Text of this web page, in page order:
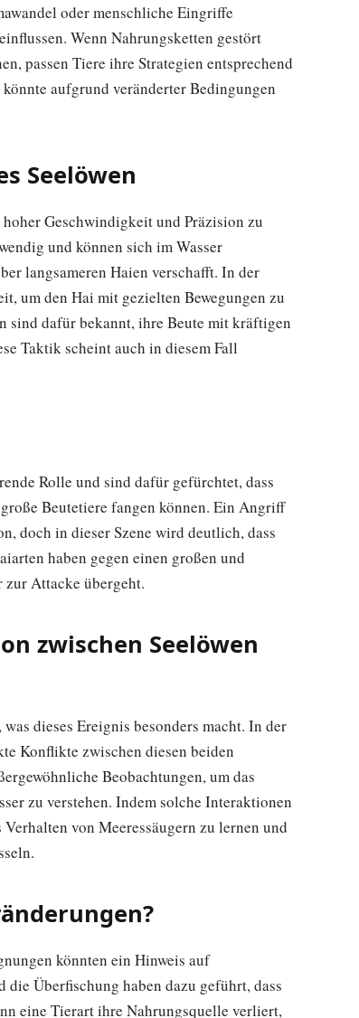
oder menschliche Eingriffe
Wenn Nahrungsketten gestört
passen Tiere ihre Strategien entsprechend
aufgrund veränderter Bedingungen
Seelöwen
Geschwindigkeit und Präzision zu
und können sich im Wasser
langsameren Haien verschafft. In der
um den Hai mit gezielten Bewegungen zu
sind dafür bekannt, ihre Beute mit kräftigen
Taktik scheint auch in diesem Fall
Rolle und sind dafür gefürchtet, dass
Beutetiere fangen können. Ein Angriff
doch in dieser Szene wird deutlich, dass
haben gegen einen großen und
zur Attacke übergeht.
zwischen Seelöwen
dieses Ereignis besonders macht. In der
Konflikte zwischen diesen beiden
Beobachtungen, um das
zu verstehen. Indem solche Interaktionen
von Meeressäugern zu lernen und
könnten ein Hinweis auf
Überfischung haben dazu geführt, dass
eine Tierart ihre Nahrungsquelle verliert,